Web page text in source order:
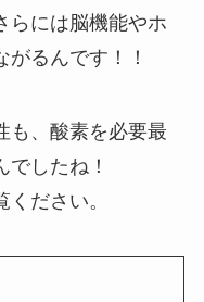
らには脳機能やホ
るんです！！
も、酸素を必要最
したね！
ださい。